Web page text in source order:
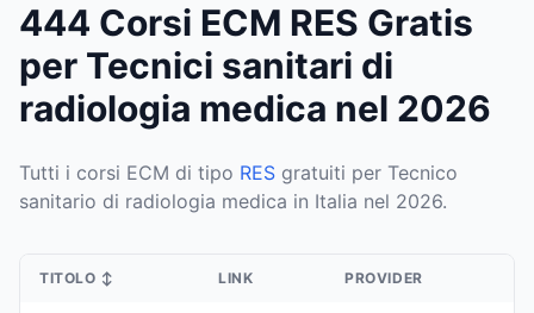
444 Corsi ECM RES Gratis
per Tecnici sanitari di
radiologia medica nel 2026
Tutti i corsi ECM di tipo RES gratuiti per Tecnico
sanitario di radiologia medica in Italia nel 2026.
TITOLO ↕ LINK PROVIDER